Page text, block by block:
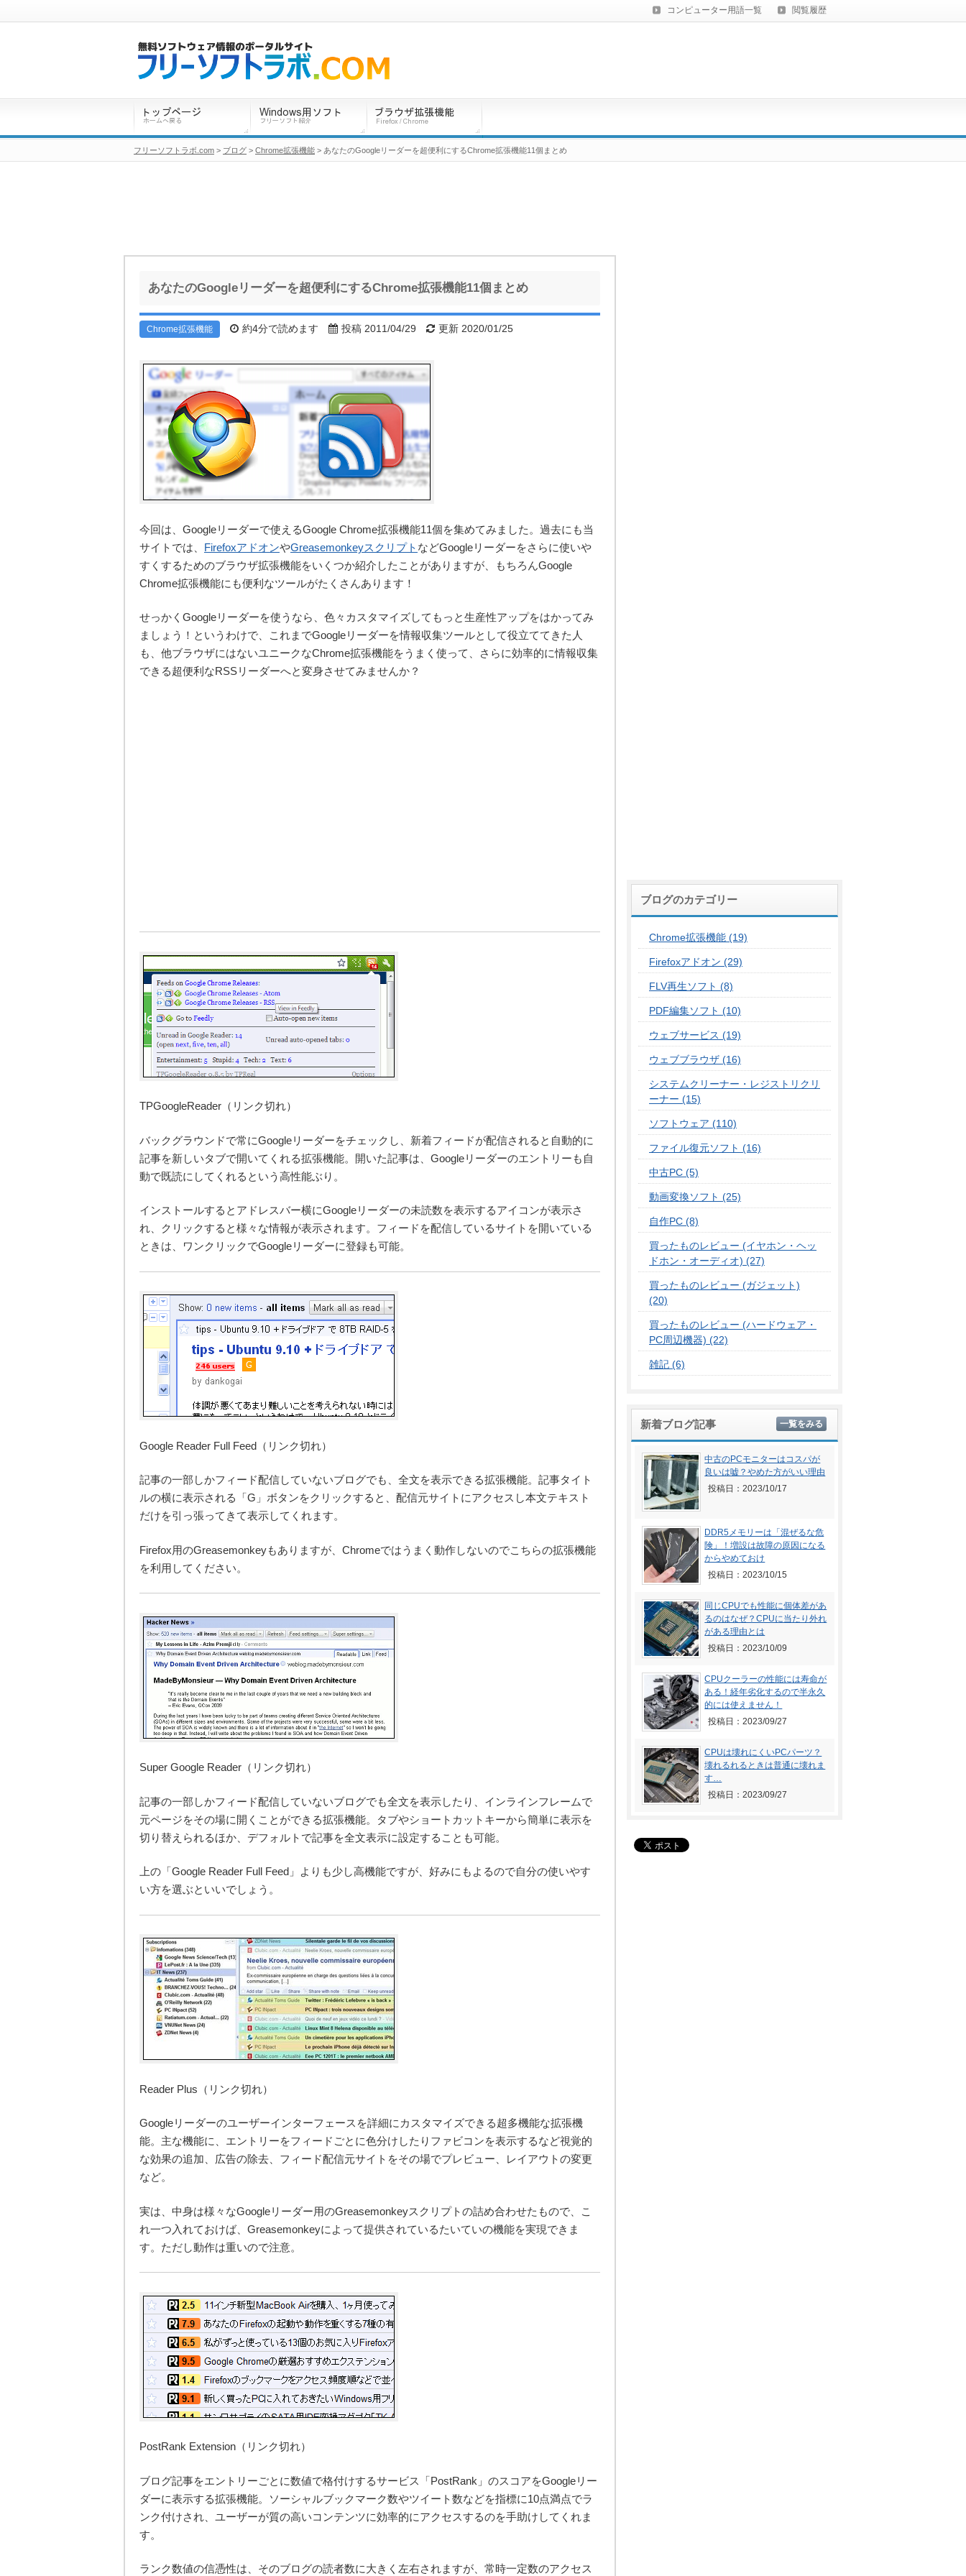
あなたのGoogleリーダーを超便利にするChrome拡張機能11個まとめ
Chrome拡張機能 約4分で読めます 投稿 2011/04/29 更新 2020/01/25
今回は、Googleリーダーで使えるGoogle Chrome拡張機能11個を集めてみました。過去にも当
サイトでは、 FirefoxアドオンやGreasemonkeyスクリプト などGoogleリーダーをさらに使いや
すくするためのブラウザ拡張機能をいくつか紹介したことがありますが、もちろんGoogle
Chrome拡張機能にも便利なツールがたくさんあります！
せっかくGoogleリーダーを使うなら、色々カスタマイズしてもっと生産性アップをはかってみ
ましょう！というわけで、これまでGoogleリーダーを情報収集ツールとして役立ててきた人
も、他ブラウザにはないユニークなChrome拡張機能をうまく使って、さらに効率的に情報収集
できる超便利なRSSリーダーへと変身させてみませんか？
TPGoogleReader（リンク切れ）
バックグラウンドで常にGoogleリーダーをチェックし、新着フィードが配信されると自動的に
記事を新しいタブで開いてくれる拡張機能。開いた記事は、Googleリーダーのエントリーも自
動で既読にしてくれるという高性能ぶり。
インストールするとアドレスバー横にGoogleリーダーの未読数を表示するアイコンが表示さ
れ、クリックすると様々な情報が表示されます。フィードを配信しているサイトを開いている
ときは、ワンクリックでGoogleリーダーに登録も可能。
Google Reader Full Feed（リンク切れ）
記事の一部しかフィード配信していないブログでも、全文を表示できる拡張機能。記事タイト
ルの横に表示される「G」ボタンをクリックすると、配信元サイトにアクセスし本文テキスト
だけを引っ張ってきて表示してくれます。
Firefox用のGreasemonkeyもありますが、Chromeではうまく動作しないのでこちらの拡張機能
を利用してください。
Super Google Reader（リンク切れ）
記事の一部しかフィード配信していないブログでも全文を表示したり、インラインフレームで
元ページをその場に開くことができる拡張機能。タブやショートカットキーから簡単に表示を
切り替えられるほか、デフォルトで記事を全文表示に設定することも可能。
上の「Google Reader Full Feed」よりも少し高機能ですが、好みにもよるので自分の使いやす
い方を選ぶといいでしょう。
Reader Plus（リンク切れ）
Googleリーダーのユーザーインターフェースを詳細にカスタマイズできる超多機能な拡張機
能。主な機能に、エントリーをフィードごとに色分けしたりファビコンを表示するなど視覚的
な効果の追加、広告の除去、フィード配信元サイトをその場でプレビュー、レイアウトの変更
など。
実は、中身は様々なGoogleリーダー用のGreasemonkeyスクリプトの詰め合わせたもので、こ
れ一つ入れておけば、Greasemonkeyによって提供されているたいていの機能を実現できま
す。ただし動作は重いので注意。
PostRank Extension（リンク切れ）
ブログ記事をエントリーごとに数値で格付けするサービス「PostRank」のスコアをGoogleリー
ダーに表示する拡張機能。ソーシャルブックマーク数やツイート数などを指標に10点満点でラ
ンク付けされ、ユーザーが質の高いコンテンツに効率的にアクセスするのを手助けしてくれま
す。
ランク数値の信憑性は、そのブログの読者数に大きく左右されますが、常時一定数のアクセス
ブログのカテゴリー
Chrome拡張機能 (19)
Firefoxアドオン (29)
FLV再生ソフト (8)
PDF編集ソフト (10)
ウェブサービス (19)
ウェブブラウザ (16)
システムクリーナー・レジストリクリ
ーナー (15)
ソフトウェア (110)
ファイル復元ソフト (16)
中古PC (5)
動画変換ソフト (25)
自作PC (8)
買ったものレビュー (イヤホン・ヘッ
ドホン・オーディオ) (27)
買ったものレビュー (ガジェット)
(20)
買ったものレビュー (ハードウェア・
PC周辺機器) (22)
雑記 (6)
新着ブログ記事 一覧をみる
中古のPCモニターはコスパが
良いは嘘？やめた方がいい理由
投稿日：2023/10/17
DDR5メモリーは「混ぜるな危
険」！増設は故障の原因になる
からやめておけ
投稿日：2023/10/15
同じCPUでも性能に個体差があ
るのはなぜ？CPUに当たり外れ
がある理由とは
投稿日：2023/10/09
CPUクーラーの性能には寿命が
ある！経年劣化するので半永久
的には使えません！
投稿日：2023/09/27
CPUは壊れにくいPCパーツ？
壊れるれるときは普通に壊れま
す…
投稿日：2023/09/27
コンピューター用語一覧 閲覧履歴
フリーソフトラボ.com > ブログ > Chrome拡張機能 > あなたのGoogleリーダーを超便利にするChrome拡張機能11個まとめ